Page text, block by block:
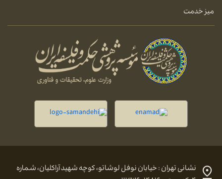
میز خدمت
نشانی تهران : خیابان نوفل لوشاتو، کوچه شهید آراکلیان، شماره